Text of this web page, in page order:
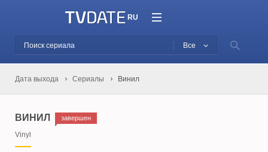
RU
Все
Дата выхода Сериалы Винил
ВИНИЛ завершен
Vinyl